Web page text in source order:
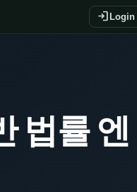
login Login
법률 엔